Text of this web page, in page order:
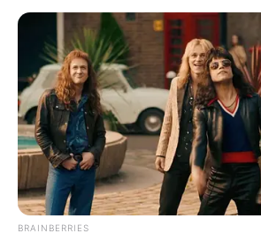
Aprimore sua prática profissional com o
Fortalecimento das Ações de Imunização
- ImunizaSUS”.
BRAINBERRIES